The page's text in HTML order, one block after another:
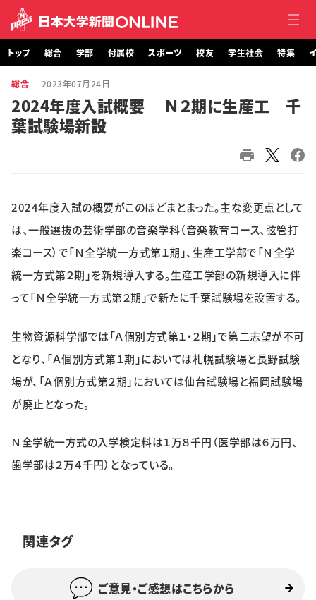
トップ
総合
スポーツ
学生社会
特集・企画
イベント
学生記者募集
トップ 総合 学部 付属校 スポーツ 校友 学生社会 特集
総合 2023年07月24日
2024年度入試概要 Ｎ２期に生産工 千
葉試験場新設
2024年度入試の概要がこのほどまとまった。主な変更点として
は、一般選抜の芸術学部の音楽学科（音楽教育コース、弦管打
楽コース）で「Ｎ全学統一方式第１期」、生産工学部で「Ｎ全学
統一方式第２期」を新規導入する。生産工学部の新規導入に伴
って「Ｎ全学統一方式第２期」で新たに千葉試験場を設置する。
生物資源科学部では「Ａ個別方式第１・２期」で第二志望が不可
となり、「Ａ個別方式第１期」においては札幌試験場と長野試験
場が、「Ａ個別方式第２期」においては仙台試験場と福岡試験場
が廃止となった。
Ｎ全学統一方式の入学検定料は１万８千円（医学部は６万円、
歯学部は２万４千円）となっている。
関連タグ
ご意見・ご感想はこちらから